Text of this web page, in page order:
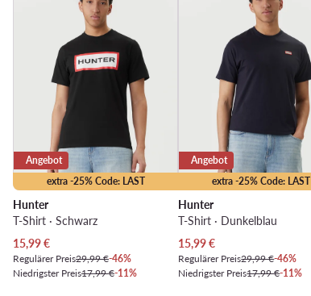
extra -25% Code: LAST
Angebot
Hunter
T-Shirt · Schwarz
Aktueller Preis
15,99€
Regulärer Preis29,99 €-46%
Niedrigster Preis17,99 €-11%
extra -25% Code: LAST
Angebot
Hunter
T-Shirt · Dunkelblau
Aktueller Preis
15,99€
Regulärer Preis29,99 €-46%
Niedrigster Preis17,99 €-11%